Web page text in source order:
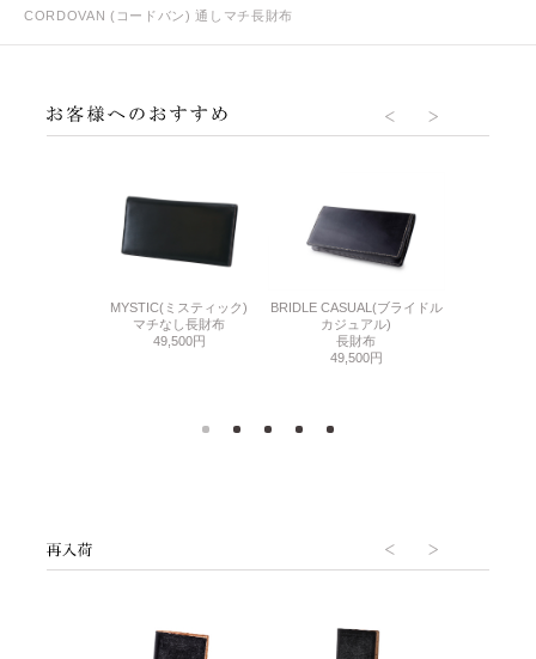
CORDOVAN (コードバン) 通しマチ長財布
MYSTIC(ミスティック)
マチなし長財布
49,500円
BRIDLE CASUAL(ブライドル
カジュアル)
長財布
49,500円